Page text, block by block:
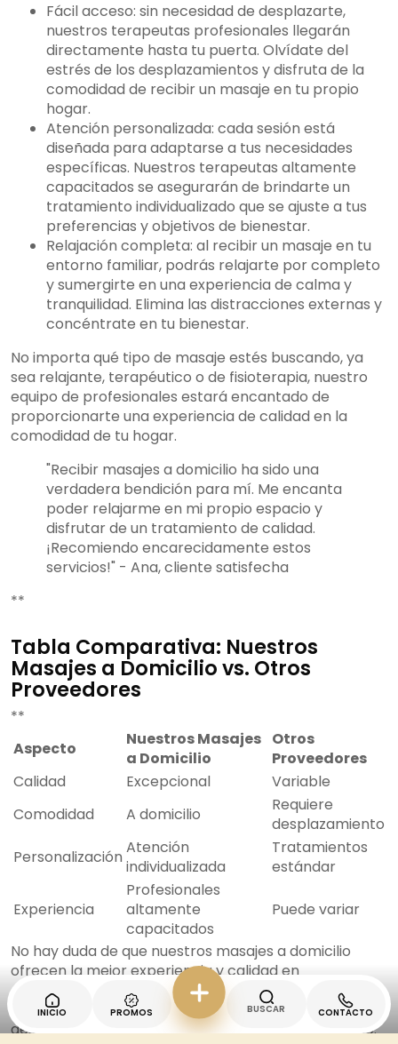
Fácil acceso: sin necesidad de desplazarte,
nuestros terapeutas profesionales llegarán
directamente hasta tu puerta. Olvídate del
estrés de los desplazamientos y disfruta de la
comodidad de recibir un masaje en tu propio
hogar.
Atención personalizada: cada sesión está
diseñada para adaptarse a tus necesidades
específicas. Nuestros terapeutas altamente
capacitados se asegurarán de brindarte un
tratamiento individualizado que se ajuste a tus
preferencias y objetivos de bienestar.
Relajación completa: al recibir un masaje en tu
entorno familiar, podrás relajarte por completo
y sumergirte en una experiencia de calma y
tranquilidad. Elimina las distracciones externas y
concéntrate en tu bienestar.
No importa qué tipo de masaje estés buscando, ya
sea relajante, terapéutico o de fisioterapia, nuestro
equipo de profesionales estará encantado de
proporcionarte una experiencia de calidad en la
comodidad de tu hogar.
"Recibir masajes a domicilio ha sido una
verdadera bendición para mí. Me encanta
poder relajarme en mi propio espacio y
disfrutar de un tratamiento de calidad.
¡Recomiendo encarecidamente estos
servicios!" - Ana, cliente satisfecha
**
Tabla Comparativa: Nuestros
Masajes a Domicilio vs. Otros
Proveedores
**
Aspecto
Nuestros Masajes
a Domicilio
Otros
Proveedores
Calidad
Excepcional
Variable
Comodidad
A domicilio
Requiere
desplazamiento
Personalización Atención
individualizada
Tratamientos
estándar
Experiencia
Profesionales
altamente
capacitados
Puede variar
No hay duda de que nuestros masajes a domicilio
ofrecen la mejor experiencia y calidad en
comparación con otros proveedores. Te invitamos a
reservar tu sesión de masaje a domicilio hoy mismo y
descubrir por qué somos los mejores en el mercado.
INICIO PROMOS BUSCAR CONTACTO